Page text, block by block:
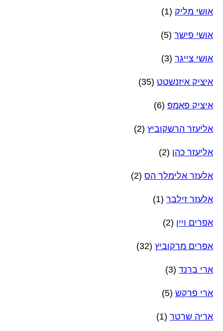
אושי מליק (1)
אושי פישר (5)
אושי צייגר (3)
איציק איזנשטט (35)
איציק פאמפ (6)
אליעזר הרשקוביץ (2)
אליעזר כהן (2)
אלעזר אלימלך הס (2)
אלעזר זילבר (1)
אפרים ויין (2)
אפרים מרקוביץ (32)
ארי ברנד (3)
ארי פרקש (5)
אריה שרטר (1)